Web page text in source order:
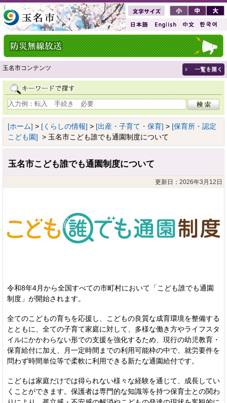
玉名市コンテンツ
[ホーム] > [くらしの情報] > [出産・子育て・保育] > [保育所・認定
こども園] > 玉名市こども誰でも通園制度について
玉名市こども誰でも通園制度について
更新日：2026年3月12日
令和8年4月から全国すべての市町村において「こども誰でも通園
制度」が開始されます。
全てのこどもの育ちを応援し、こどもの良質な成育環境を整備する
とともに、全ての子育て家庭に対して、多様な働き方やライフスタ
イルにかかわらない形での支援を強化するため、現行の幼児教育・
保育給付に加え、月一定時間までの利用可能枠の中で、就労要件を
問わず時間単位等で柔軟に利用できる新たな通園給付です。
こどもは家庭だけでは得られない様々な経験を通じて、成長してい
くことができます。保護者は専門的な知識等を持つ保育士との関わ